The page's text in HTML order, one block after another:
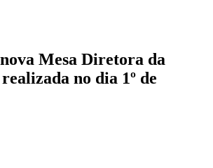
Mesa Diretora da
no dia 1º de